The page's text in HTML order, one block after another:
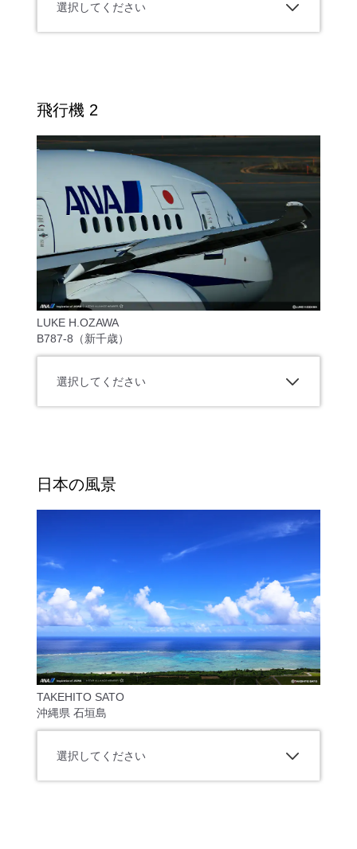
選択してください
飛行機 2
LUKE H.OZAWA
B787-8（新千歳）
選択してください
日本の風景
TAKEHITO SATO
沖縄県 石垣島
選択してください